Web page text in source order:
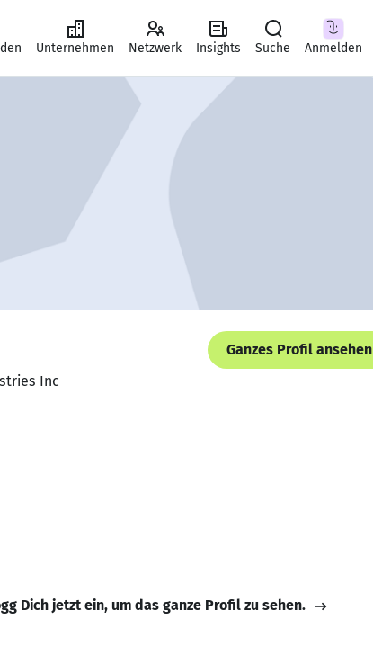
Unternehmen Netzwerk Insights Suche Anmelden
Ganzes Profil ansehen
Inc
Dich jetzt ein, um das ganze Profil zu sehen.